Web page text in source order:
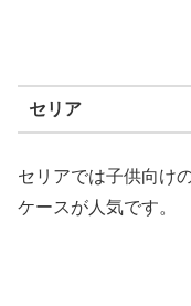
セリア
セリアでは子供向け
ケースが人気です。